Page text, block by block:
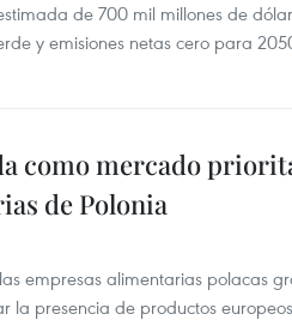
de 700 mil millones de
y emisiones netas cero para
como mercado
de Polonia
empresas alimentarias polacas
la presencia de productos